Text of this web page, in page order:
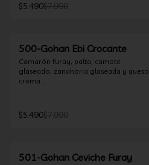
$5.490$7.990
500-Gohan Ebi Crocante
Camarón furay, palta, camote
glaseado, zanahoria glaseada y queso
crema.
$5.490$7.990
501-Gohan Ceviche Furay